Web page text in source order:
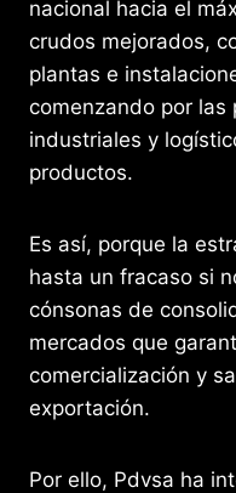
nacional hacia el
crudos mejorados,
plantas e
comenzando por las
industriales y
productos.
Es así, porque la
hasta un fracaso si
cónsonas de
mercados que
comercialización y
exportación.
Por ello, Pdvsa ha